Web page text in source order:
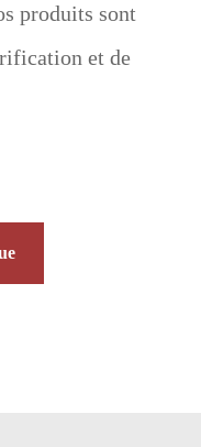
produits sont
et de